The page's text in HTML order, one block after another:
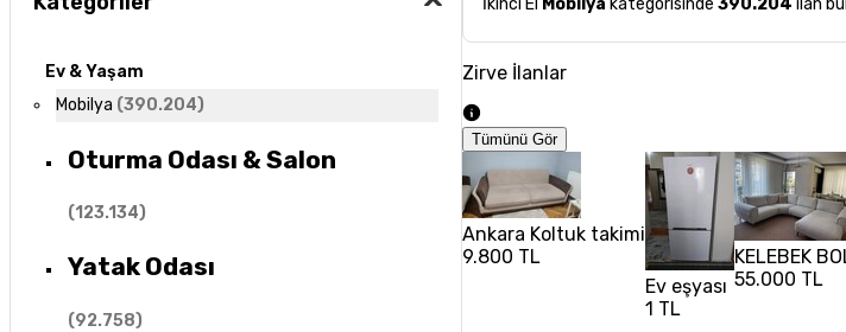
Ev & Yaşam
Mobilya (390.204)
Oturma Odası & Salon
(123.134)
Yatak Odası
(92.758)
İkinci El Mobilya kategorisinde 390.204 ilan
Zirve İlanlar
Tümünü Gör
Ankara Koltuk takimi
9.800 TL
Ev eşyası
1 TL
KELEBEK
55.000 TL